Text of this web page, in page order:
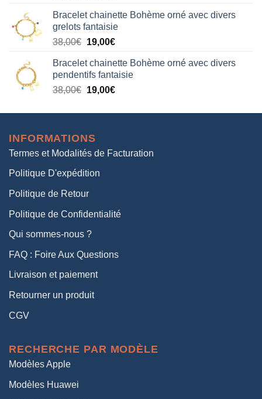
initial
était :
38,00€.
actuel
est :
19,00€.
Bracelet chainette Bohème orné avec divers
grelots fantaisie
38,00€ Le
initial
était :
38,00€.
19,00€Le
actuel
est :
19,00€.
Bracelet chainette Bohème orné avec divers
pendentifs fantaisie
38,00€ Le
initial
38,00€.
19,00€Le
actuel
INFORMATIONS
Termes et Modalités de Facturation
Politique D'expédition
Politique de Retour
Politique de Confidentialité
Qui sommes-nous ?
FAQ : Foire Aux Questions
Livraison et paiement
Retourner un produit
CGV
RECHERCHE PAR MODÈLE
Modèles Apple
Modèles Huawei